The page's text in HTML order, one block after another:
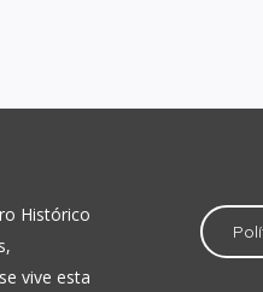
Histórico
vive esta